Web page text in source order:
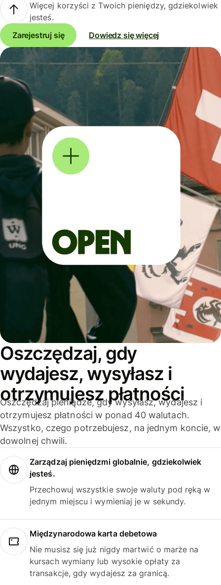
Więcej korzyści z Twoich pieniędzy, gdziekolwiek
jesteś.
Zarejestruj się
Dowiedz się więcej
Oszczędzaj, gdy
wydajesz, wysyłasz i
otrzymujesz płatności
Oszczędzaj pieniądze, gdy wysyłasz, wydajesz i
otrzymujesz płatności w ponad 40 walutach.
Wszystko, czego potrzebujesz, na jednym koncie, w
dowolnej chwili.
Zarządzaj pieniędzmi globalnie, gdziekolwiek
jesteś.
Przechowuj wszystkie swoje waluty pod ręką w
jednym miejscu i wymieniaj je w sekundy.
Międzynarodowa karta debetowa
Nie musisz się już nigdy martwić o marże na
kursach wymiany lub wysokie opłaty za
transakcje, gdy wydajesz za granicą.